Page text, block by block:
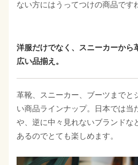
ない方にはうってつけの商品です
洋服だけでなく、スニーカーから
広い品揃え。
革靴、スニーカー、ブーツまでと
い商品ラインナップ。日本では当
や、逆に中々見れないブランドな
あるのでとても楽しめます。